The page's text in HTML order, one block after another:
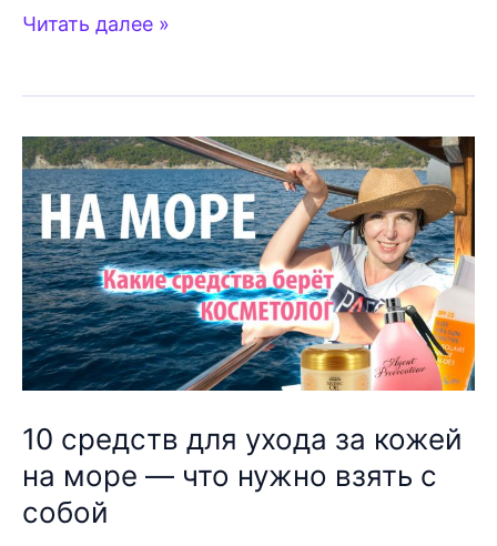
Уход
—
Мои
ошибки!
Читать далее »
10 средств для ухода за кожей
на море — что нужно взять с
собой